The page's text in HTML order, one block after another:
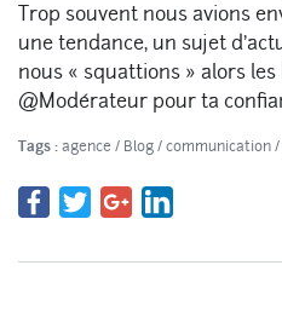
Trop souvent nous avions
une tendance, un sujet
nous « squattions » alors
@Modérateur pour ta
Tags : agence / Blog/communication/